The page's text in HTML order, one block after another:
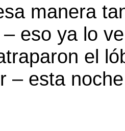
manera
eso ya lo
el
– esta